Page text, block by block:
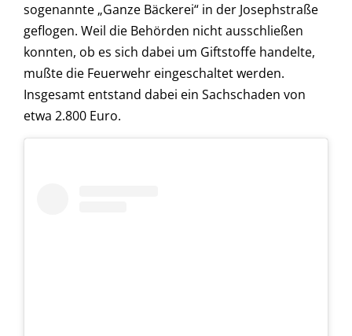
sogenannte „Ganze Bäckerei“ in der Josephstraße
geflogen. Weil die Behörden nicht ausschließen
konnten, ob es sich dabei um Giftstoffe handelte,
mußte die Feuerwehr eingeschaltet werden.
Insgesamt entstand dabei ein Sachschaden von
etwa 2.800 Euro.